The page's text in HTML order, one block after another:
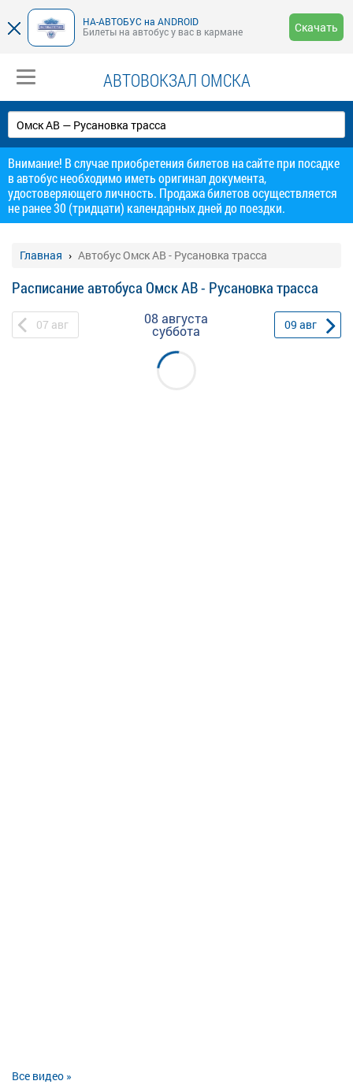
НА-АВТОБУС на ANDROID
Билеты на автобус у вас в кармане
Скачать
АВТОВОКЗАЛ ОМСКА
Внимание! В случае приобретения билетов на сайте при посадке
в автобус необходимо иметь оригинал документа,
удостоверяющего личность. Продажа билетов осуществляется
не ранее 30 (тридцати) календарных дней до поездки.
Главная Автобус Омск АВ - Русановка трасса
Расписание автобуса Омск АВ - Русановка трасса
07 авг 08 августа
суббота 09 авг
Все видео »